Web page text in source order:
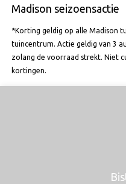
Madison seizoensactie
*Korting geldig op alle Madison
tuincentrum. Actie geldig van 3
zolang de voorraad strekt. Niet
kortingen.